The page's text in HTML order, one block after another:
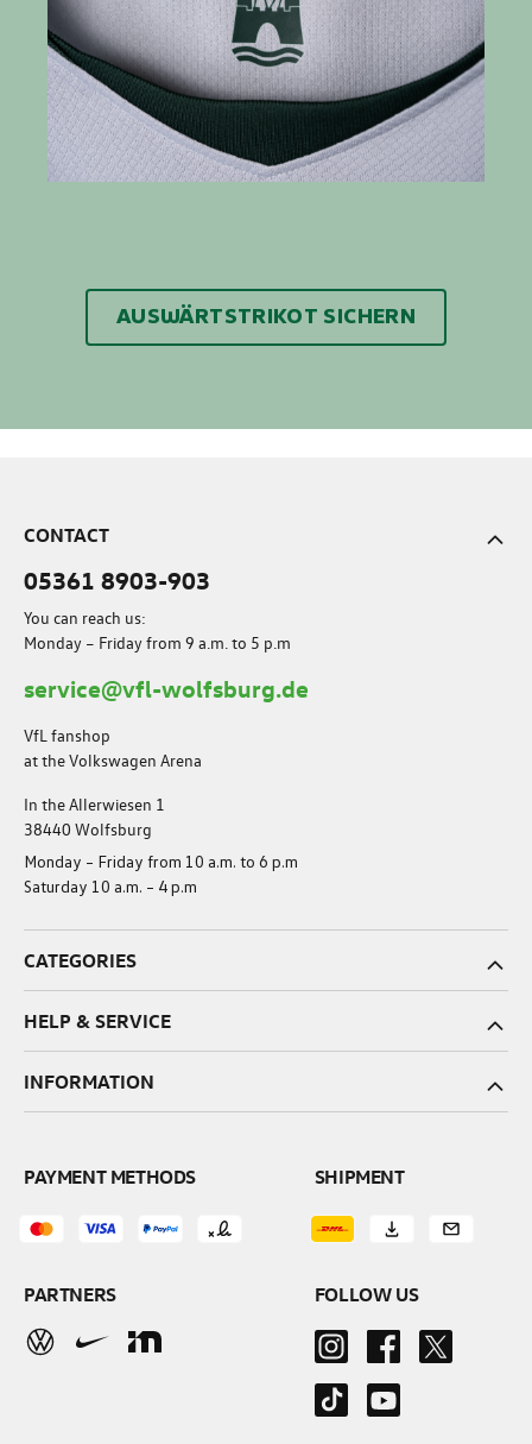
AUSWÄRTSTRIKOT SICHERN
CONTACT
05361 8903-903
You can reach us:
Monday – Friday from 9 a.m. to 5 p.m
service@vfl-wolfsburg.de
VfL fanshop
at the Volkswagen Arena
In the Allerwiesen 1
38440 Wolfsburg
Monday – Friday from 10 a.m. to 6 p.m
Saturday 10 a.m. – 4 p.m
CATEGORIES
HELP & SERVICE
INFORMATION
PARTNERS
SHIPMENT
PAYMENT METHODS
FOLLOW US